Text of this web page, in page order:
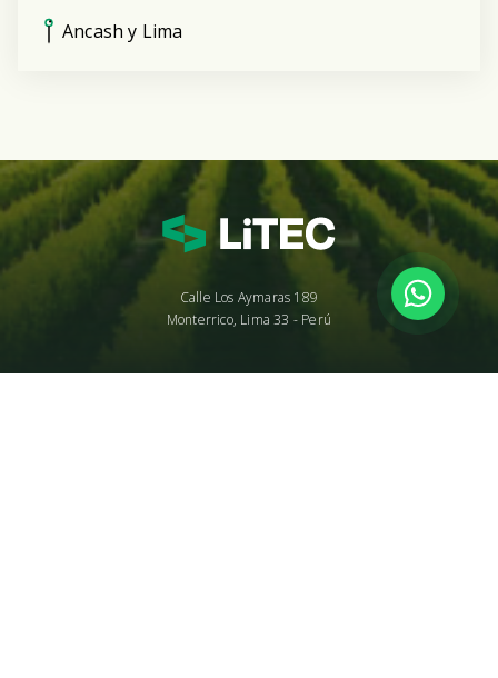
Ancash y Lima
Calle Los Aymaras 189
Monterrico, Lima 33 - Perú